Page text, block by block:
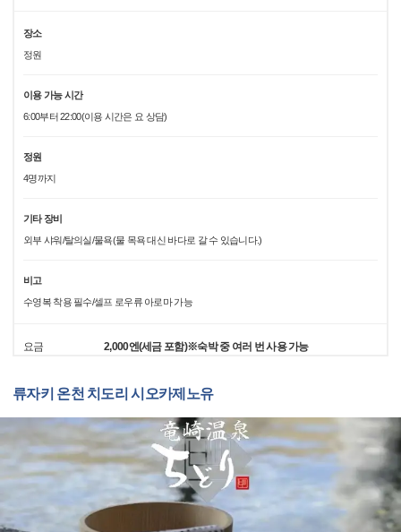
장소
정원
이용 가능 시간
6:00부터 22:00(이용 시간은 요 상담)
정원
4명까지
기타 장비
외부 샤워/탈의실/물욕(물 목욕 대신 바다로 갈 수 있습니다.)
비고
수영복 착용 필수/셀프 로우류 아로마 가능
요금 2,000엔(세금 포함)※숙박 중 여러 번 사용 가능
류자키 온천 치도리 시오카제노유